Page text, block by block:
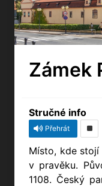
Zámek
Stručné info
Přehrát
Místo, kde
v pravěku.
1108. Český